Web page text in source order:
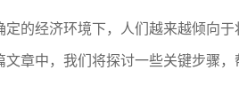
的经济环境下，人们越来越倾向于
章中，我们将探讨一些关键步骤，